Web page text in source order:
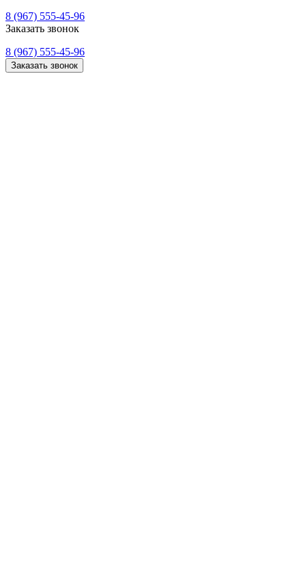
8 (967) 555-45-96
Заказать звонок
8 (967) 555-45-96
Заказать звонок